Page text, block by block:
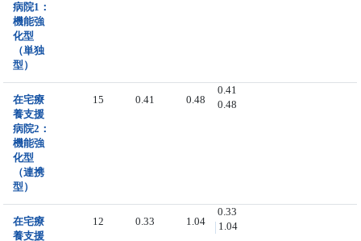
病院1：
機能強
化型
（単独
型）
在宅療
養支援
病院2：
機能強
化型
（連携
型）
15 0.41 0.48
0.41
0.48
在宅療
養支援
12 0.33 1.04
0.33
1.04